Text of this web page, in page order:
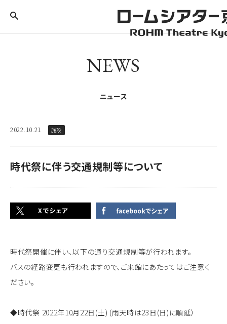
NEWS
ニュース
2022.10.21 施設
時代祭に伴う交通規制等について
時代祭開催に伴い、以下の通り交通規制等が行われます。
バスの経路変更も行われますので、ご来館にあたってはご注意く
ださい。
◆時代祭 2022年10月22日(土) (雨天時は23日(日)に順延）